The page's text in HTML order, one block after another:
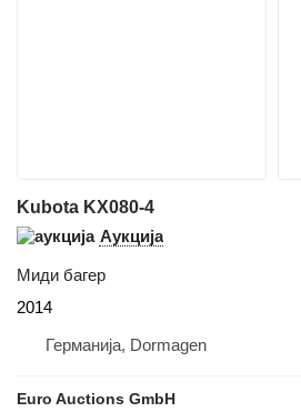
Kubota KX080-4
Аукција
Миди багер
2014
Германија, Dormagen
Euro Auctions GmbH